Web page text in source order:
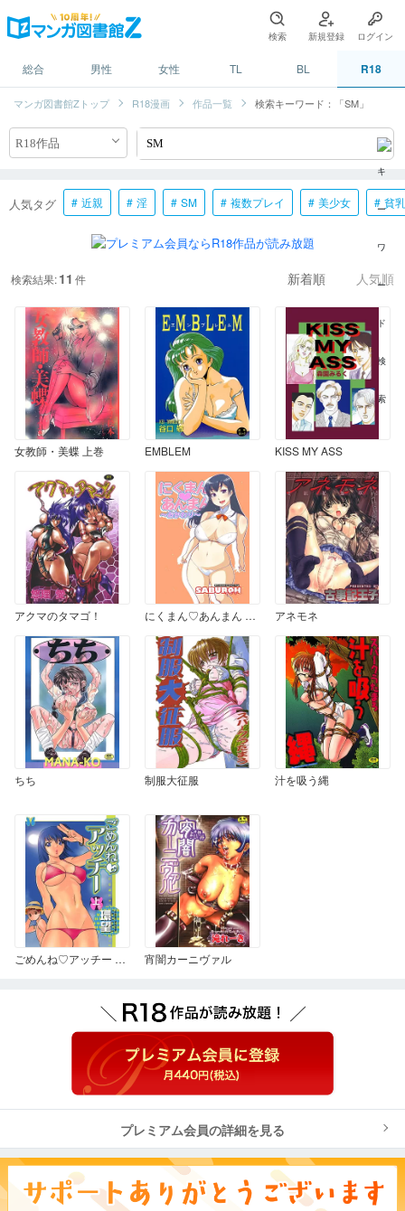
検索 新規登録 ログイン
総合 男性 女性 TL BL R18
マンガ図書館Zトップ R18漫画 作品一覧 検索キーワード：「SM」
人気タグ 近親 淫 SM 複数プレイ 美少女 貧乳
検索結果:11 件 新着順 人気順
女教師・美蝶 上巻 EMBLEM KISS MY ASS
アクマのタマゴ！ にくまん♡あんまん 〜おかわり〜 アネモネ
ちち 制服大征服 汁を吸う縄
ごめんね♡アッチー 上巻 宵闇カーニヴァル
プレミアム会員の詳細を見る